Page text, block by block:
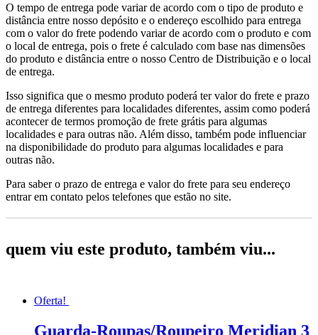
O tempo de entrega pode variar de acordo com o tipo de produto e
distância entre nosso depósito e o endereço escolhido para entrega
com o valor do frete podendo variar de acordo com o produto e com
o local de entrega, pois o frete é calculado com base nas dimensões
do produto e distância entre o nosso Centro de Distribuição e o local
de entrega.
Isso significa que o mesmo produto poderá ter valor do frete e prazo
de entrega diferentes para localidades diferentes, assim como poderá
acontecer de termos promoção de frete grátis para algumas
localidades e para outras não. Além disso, também pode influenciar
na disponibilidade do produto para algumas localidades e para
outras não.
Para saber o prazo de entrega e valor do frete para seu endereço
entrar em contato pelos telefones que estão no site.
quem viu este produto, também viu...
Oferta!
Guarda-Roupas/Roupeiro Meridian 3